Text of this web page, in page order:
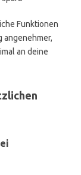
Funktionen
angenehmer,
an deine